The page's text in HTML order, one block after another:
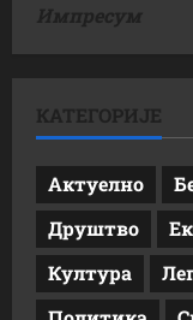
Импресум
КАТЕГОРИЈЕ
Актуелно
Друштво
Култура